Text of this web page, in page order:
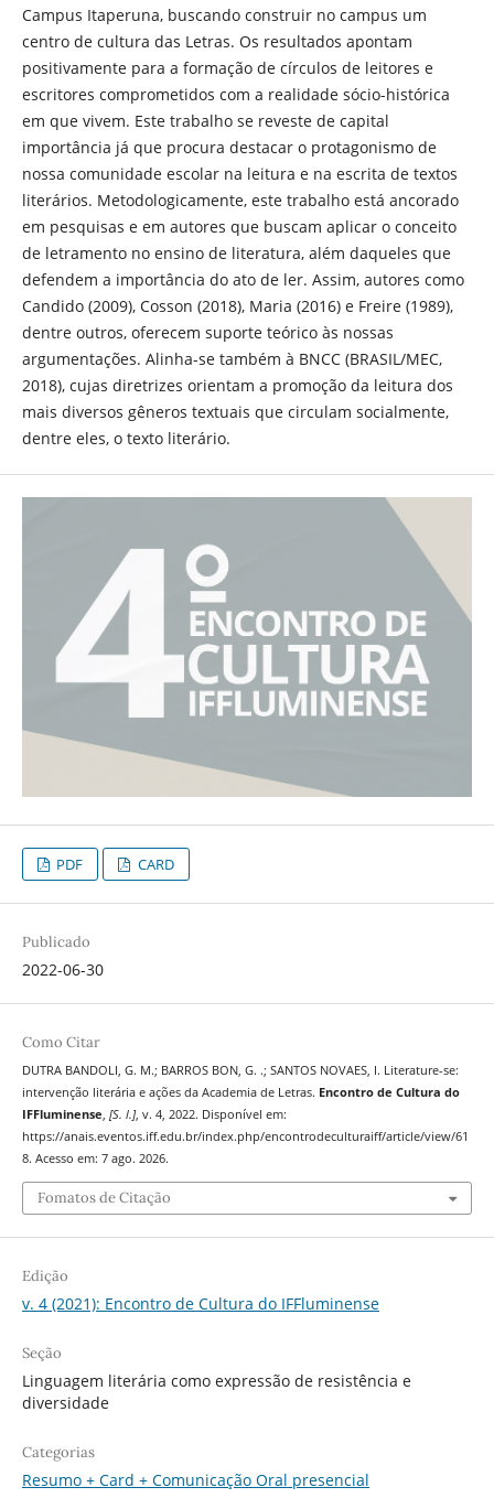
Campus Itaperuna, buscando construir no campus um
centro de cultura das Letras. Os resultados apontam
positivamente para a formação de círculos de leitores e
escritores comprometidos com a realidade sócio-histórica
em que vivem. Este trabalho se reveste de capital
importância já que procura destacar o protagonismo de
nossa comunidade escolar na leitura e na escrita de textos
literários. Metodologicamente, este trabalho está ancorado
em pesquisas e em autores que buscam aplicar o conceito
de letramento no ensino de literatura, além daqueles que
defendem a importância do ato de ler. Assim, autores como
Candido (2009), Cosson (2018), Maria (2016) e Freire (1989),
dentre outros, oferecem suporte teórico às nossas
argumentações. Alinha-se também à BNCC (BRASIL/MEC,
2018), cujas diretrizes orientam a promoção da leitura dos
mais diversos gêneros textuais que circulam socialmente,
dentre eles, o texto literário.
PDF CARD
Publicado
2022-06-30
Como Citar
DUTRA BANDOLI, G. M.; BARROS BON, G. .; SANTOS NOVAES, I. Literature-se:
intervenção literária e ações da Academia de Letras. Encontro de Cultura do
IFFluminense, [S. l.], v. 4, 2022. Disponível em:
https://anais.eventos.iff.edu.br/index.php/encontrodeculturaiff/article/view/61
8. Acesso em: 7 ago. 2026.
Fomatos de Citação
Edição
v. 4 (2021): Encontro de Cultura do IFFluminense
Seção
Linguagem literária como expressão de resistência e
diversidade
Categorias
Resumo + Card + Comunicação Oral presencial